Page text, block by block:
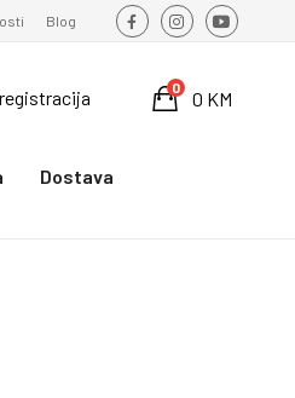
Blog
0 KM
0
Dostava